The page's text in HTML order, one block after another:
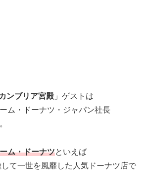
カンブリア宮殿」ゲストは
ム・ドーナツ・ジャパン社長
ム・ドーナツといえば
て一世を風靡した人気ドーナツ店で